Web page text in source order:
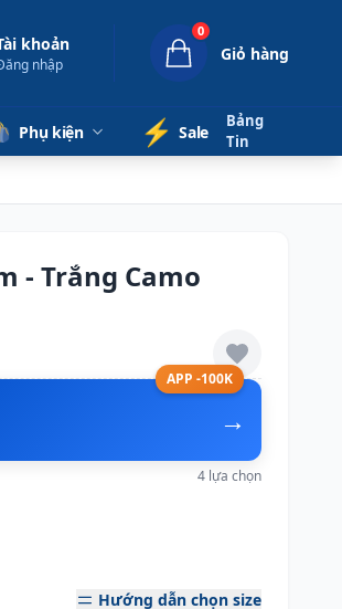
khoản
nhập
0
Giỏ hàng
Phụ kiện ⚡️ Sale
Bảng
Tin
- Trắng Camo
APP -100K
→
4 lựa chọn
Hướng dẫn chọn size